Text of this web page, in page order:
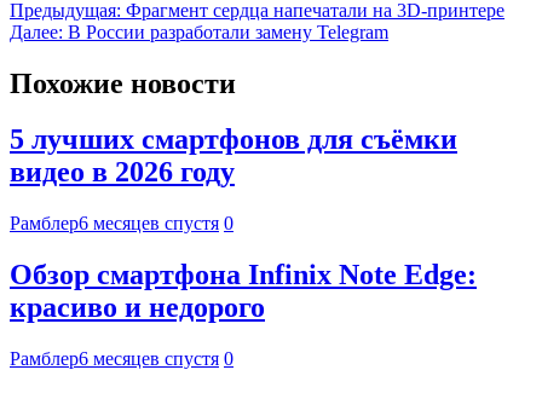
Предыдущая: Фрагмент сердца напечатали на 3D-принтере
Далее: В России разработали замену Telegram
Похожие новости
5 лучших смартфонов для съёмки
видео в 2026 году
Рамблер6 месяцев спустя 0
Обзор смартфона Infinix Note Edge:
красиво и недорого
Рамблер6 месяцев спустя 0